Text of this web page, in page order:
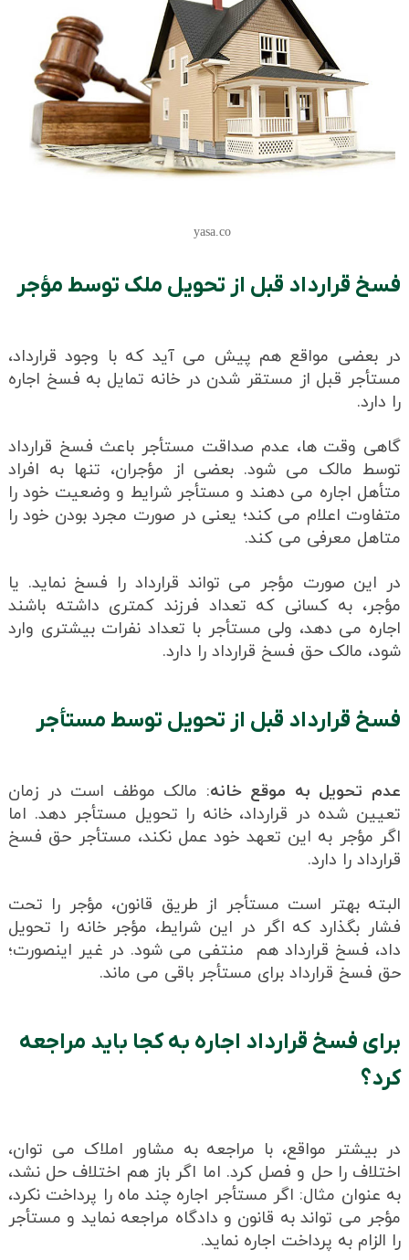
yasa.co
فسخ قرارداد قبل از تحویل ملک توسط مؤجر
در بعضی مواقع هم پیش می آید که با وجود قرارداد،
مستأجر قبل از مستقر شدن در خانه تمایل به فسخ اجاره
را دارد.
گاهی وقت ها، عدم صداقت مستأجر باعث فسخ قرارداد
توسط مالک می شود. بعضی از مؤجران، تنها به افراد
متأهل اجاره می دهند و مستأجر شرایط و وضعیت خود را
متفاوت اعلام می کند؛ یعنی در صورت مجرد بودن خود را
متاهل معرفی می کند.
در این صورت مؤجر می تواند قرارداد را فسخ نماید. یا
مؤجر، به کسانی که تعداد فرزند کمتری داشته باشند
اجاره می دهد، ولی مستأجر با تعداد نفرات بیشتری وارد
شود، مالک حق فسخ قرارداد را دارد.
فسخ قرارداد قبل از تحویل توسط مستأجر
عدم تحویل به موقع خانه: مالک موظف است در زمان
تعیین شده در قرارداد، خانه را تحویل مستأجر دهد. اما
اگر مؤجر به این تعهد خود عمل نکند، مستأجر حق فسخ
قرارداد را دارد.
البته بهتر است مستأجر از طریق قانون، مؤجر را تحت
فشار بگذارد که اگر در این شرایط، مؤجر خانه را تحویل
داد، فسخ قرارداد هم منتفی می شود. در غیر اینصورت؛
حق فسخ قرارداد برای مستأجر باقی می ماند.
برای فسخ قرارداد اجاره به کجا باید مراجعه
کرد؟
در بیشتر مواقع، با مراجعه به مشاور املاک می توان،
اختلاف را حل و فصل کرد. اما اگر باز هم اختلاف حل نشد،
به عنوان مثال: اگر مستأجر اجاره چند ماه را پرداخت نکرد،
مؤجر می تواند به قانون و دادگاه مراجعه نماید و مستأجر
را الزام به پرداخت اجاره نماید.